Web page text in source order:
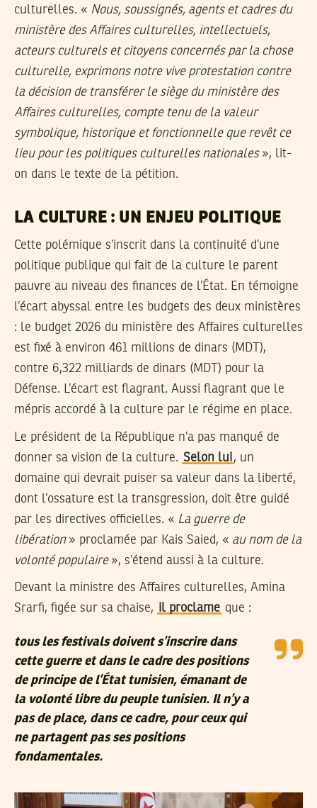
culturelles. « Nous, soussignés, agents et cadres du
ministère des Affaires culturelles, intellectuels,
acteurs culturels et citoyens concernés par la chose
culturelle, exprimons notre vive protestation contre
la décision de transférer le siège du ministère des
Affaires culturelles, compte tenu de la valeur
symbolique, historique et fonctionnelle que revêt ce
lieu pour les politiques culturelles nationales», lit-
on dans le texte de la pétition.
LA CULTURE : UN ENJEU POLITIQUE
Cette polémique s’inscrit dans la continuité d’une
politique publique qui fait de la culture le parent
pauvre au niveau des finances de l’État. En témoigne
l’écart abyssal entre les budgets des deux ministères
: le budget 2026 du ministère des Affaires culturelles
est fixé à environ 461 millions de dinars (MDT),
contre 6,322 milliards de dinars (MDT) pour la
Défense. L’écart est flagrant. Aussi flagrant que le
mépris accordé à la culture par le régime en place.
Le président de la République n’a pas manqué de
donner sa vision de la culture. Selon lui, un
domaine qui devrait puiser sa valeur dans la liberté,
dont l’ossature est la transgression, doit être guidé
par les directives officielles. « La guerre de
libération» proclamée par Kais Saied, « au nom de la
volonté populaire», s’étend aussi à la culture.
Devant la ministre des Affaires culturelles, Amina
Srarfi, figée sur sa chaise, il proclame que :
tous les festivals doivent s’inscrire dans
cette guerre et dans le cadre des positions
de principe de l’État tunisien, émanant de
la volonté libre du peuple tunisien. Il n’y a
pas de place, dans ce cadre, pour ceux qui
ne partagent pas ses positions
fondamentales.